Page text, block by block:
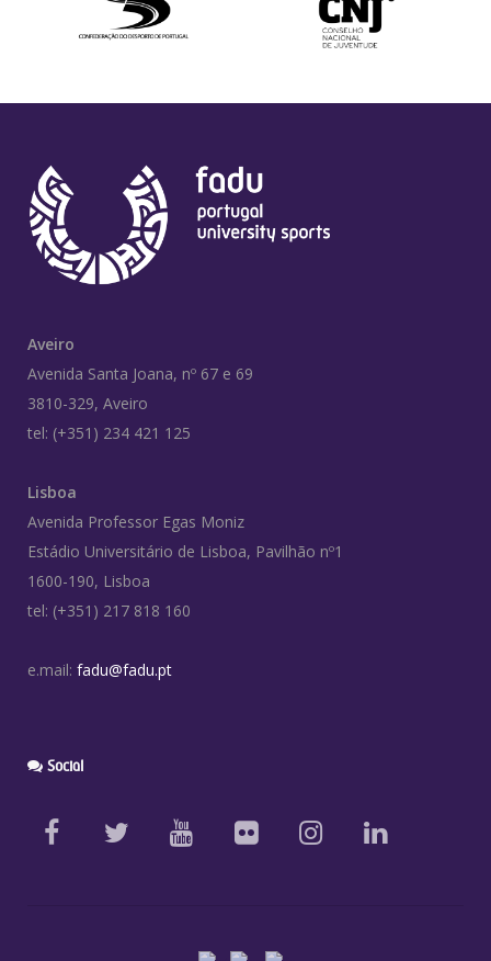
Aveiro
Avenida Santa Joana, nº 67 e 69
3810-329, Aveiro
tel: (+351) 234 421 125
Lisboa
Avenida Professor Egas Moniz
Estádio Universitário de Lisboa, Pavilhão nº1
1600-190, Lisboa
tel: (+351) 217 818 160
e.mail: fadu@fadu.pt
Social